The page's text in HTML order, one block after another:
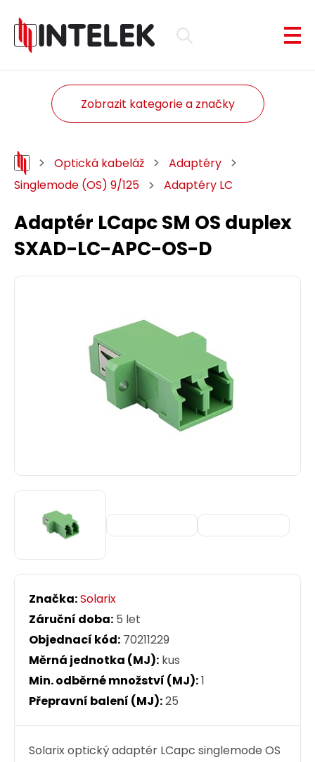
Zobrazit kategorie a značky
Optická kabeláž
Adaptéry
Singlemode (OS) 9/125
Adaptéry LC
Adaptér LCapc SM OS duplex
SXAD-LC-APC-OS-D
Značka:Solarix
Záruční doba: 5 let
Objednací kód: 70211229
Měrná jednotka (MJ): kus
Min. odběrné množství (MJ):1
Přepravní balení (MJ):25
Solarix optický adaptér LCapc singlemode OS